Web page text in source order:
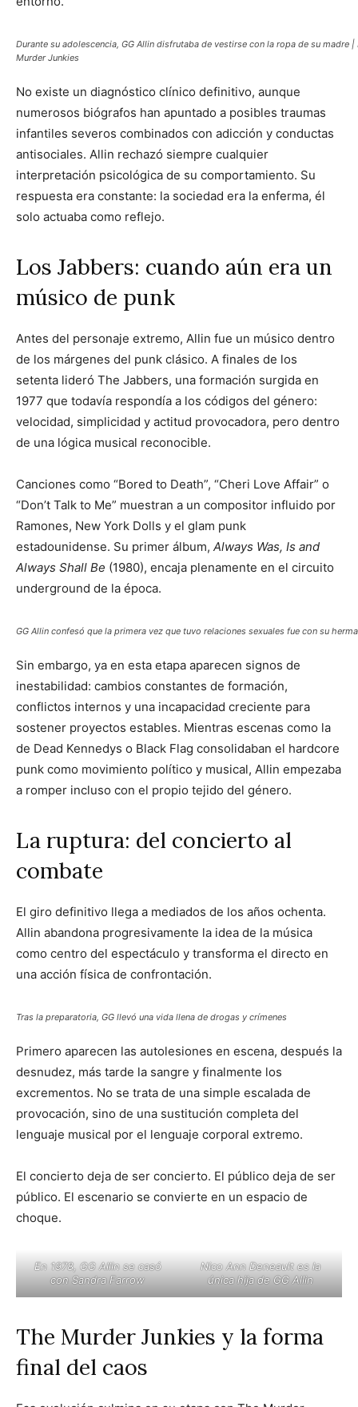
Durante su adolescencia, GG Allin disfrutaba de vestirse con la ropa de su madre |
Murder Junkies
No existe un diagnóstico clínico definitivo, aunque
numerosos biógrafos han apuntado a posibles traumas
infantiles severos combinados con adicción y conductas
antisociales. Allin rechazó siempre cualquier
interpretación psicológica de su comportamiento. Su
respuesta era constante: la sociedad era la enferma, él
solo actuaba como reflejo.
Los Jabbers: cuando aún era un
músico de punk
Antes del personaje extremo, Allin fue un músico dentro
de los márgenes del punk clásico. A finales de los
setenta lideró The Jabbers, una formación surgida en
1977 que todavía respondía a los códigos del género:
velocidad, simplicidad y actitud provocadora, pero dentro
de una lógica musical reconocible.
Canciones como “Bored to Death”, “Cheri Love Affair” o
“Don’t Talk to Me” muestran a un compositor influido por
Ramones, New York Dolls y el glam punk
estadounidense. Su primer álbum, Always Was, Is and
Always Shall Be (1980), encaja plenamente en el circuito
underground de la época.
GG Allin confesó que la primera vez que tuvo relaciones sexuales fue con su
Sin embargo, ya en esta etapa aparecen signos de
inestabilidad: cambios constantes de formación,
conflictos internos y una incapacidad creciente para
sostener proyectos estables. Mientras escenas como la
de Dead Kennedys o Black Flag consolidaban el hardcore
punk como movimiento político y musical, Allin empezaba
a romper incluso con el propio tejido del género.
La ruptura: del concierto al
combate
El giro definitivo llega a mediados de los años ochenta.
Allin abandona progresivamente la idea de la música
como centro del espectáculo y transforma el directo en
una acción física de confrontación.
Tras la preparatoria, GG llevó una vida llena de drogas y crímenes
Primero aparecen las autolesiones en escena, después la
desnudez, más tarde la sangre y finalmente los
excrementos. No se trata de una simple escalada de
provocación, sino de una sustitución completa del
lenguaje musical por el lenguaje corporal extremo.
El concierto deja de ser concierto. El público deja de ser
público. El escenario se convierte en un espacio de
choque.
En 1978, GG Allin se casó
con Sandra Farrow
Nico Ann Deneault es la
única hija de GG Allin
The Murder Junkies y la forma
final del caos